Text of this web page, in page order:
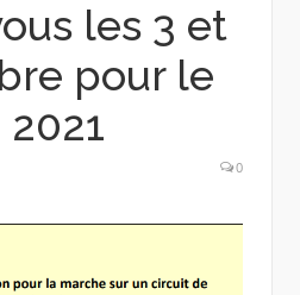
les 3 et
pour le
0